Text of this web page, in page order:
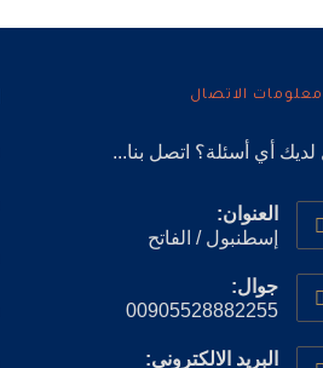
معلومات الاتصال
أي أسئلة؟ اتصل بنا...
العنوان:
إسطنبول / الفاتح
جوال:
00905528882255
البريد الالكتروني: